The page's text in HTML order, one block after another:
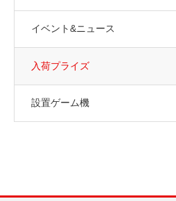
イベント&ニュース
入荷プライズ
設置ゲーム機